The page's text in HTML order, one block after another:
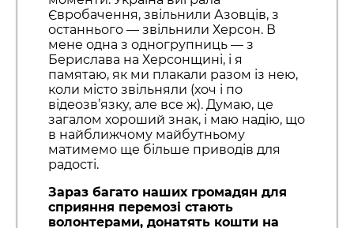
Євробачення, звільнили Азовців, з
останнього — звільнили Херсон. В
мене одна з одногрупниць — з
Берислава на Херсонщині, і я
памятаю, як ми плакали разом із нею,
коли місто звільняли (хоч і по
відеозв’язку, але все ж). Думаю, це
загалом хороший знак, і маю надію, що
в найближчому майбутньому
матимемо ще більше приводів для
радості.
Зараз багато наших громадян для
сприяння перемозі стають
волонтерами, донатять кошти на